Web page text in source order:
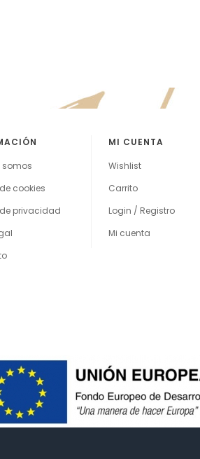
somos
cookies
privacidad
MI CUENTA
Wishlist
Carrito
Login / Registro
Mi cuenta